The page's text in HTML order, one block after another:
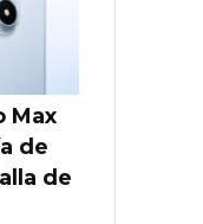
Max
de
de